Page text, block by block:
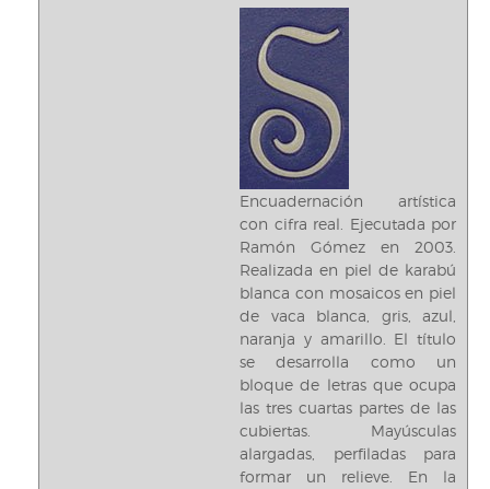
Encuadernación artística
con cifra real. Ejecutada por
Ramón Gómez en 2003.
Realizada en piel de karabú
blanca con mosaicos en piel
de vaca blanca, gris, azul,
naranja y amarillo. El título
se desarrolla como un
bloque de letras que ocupa
las tres cuartas partes de las
cubiertas. Mayúsculas
alargadas, perfiladas para
formar un relieve. En la